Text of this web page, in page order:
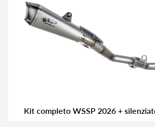
Kit completo WSSP 2026 +